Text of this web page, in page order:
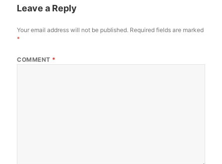
Leave a Reply
Your email address will not be published. Required fields are marked
*
COMMENT *